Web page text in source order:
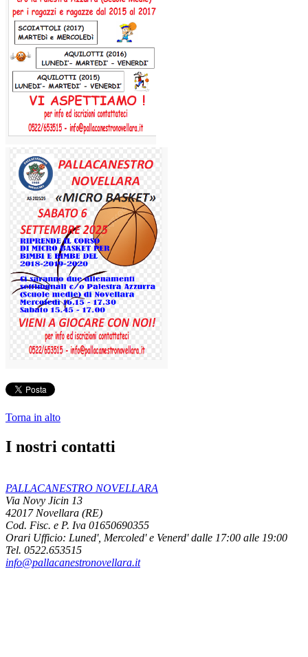
Torna in alto
I nostri contatti
PALLACANESTRO NOVELLARA
Via Novy Jicin 13
42017 Novellara (RE)
Cod. Fisc. e P. Iva 01650690355
Orari Ufficio: Luned', Mercoled' e Venerd' dalle 17:00 alle 19:00
Tel. 0522.653515
info@pallacanestronovellara.it